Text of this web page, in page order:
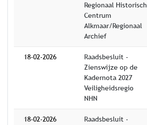
Regionaal Historisch
Centrum
Alkmaar/Regionaal
Archief
18-02-2026
Raadsbesluit -
Zienswijze op de
Kadernota 2027
Veiligheidsregio
NHN
18-02-2026
Raadsbesluit -